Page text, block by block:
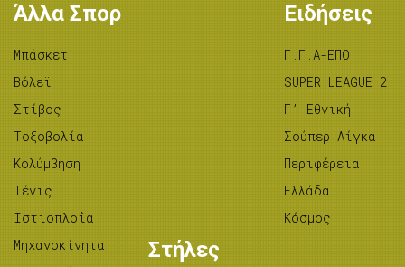
Άλλα Σπορ
Μπάσκετ
Βόλεϊ
Στίβος
Tοξοβολία
Κολύμβηση
Τένις
Ιστιοπλοΐα
Μηχανοκίνητα
Ειδήσεις
Γ.Γ.Α-ΕΠΟ
SUPER LEAGUE 2
Γ’ Εθνική
Σούπερ Λίγκα
Περιφέρεια
Ελλάδα
Κόσμος
Στήλες